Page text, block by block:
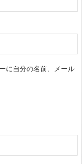
に自分の名前、メール